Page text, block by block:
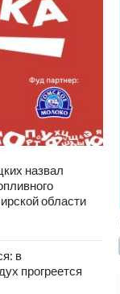
назвал
области
в
прогреется